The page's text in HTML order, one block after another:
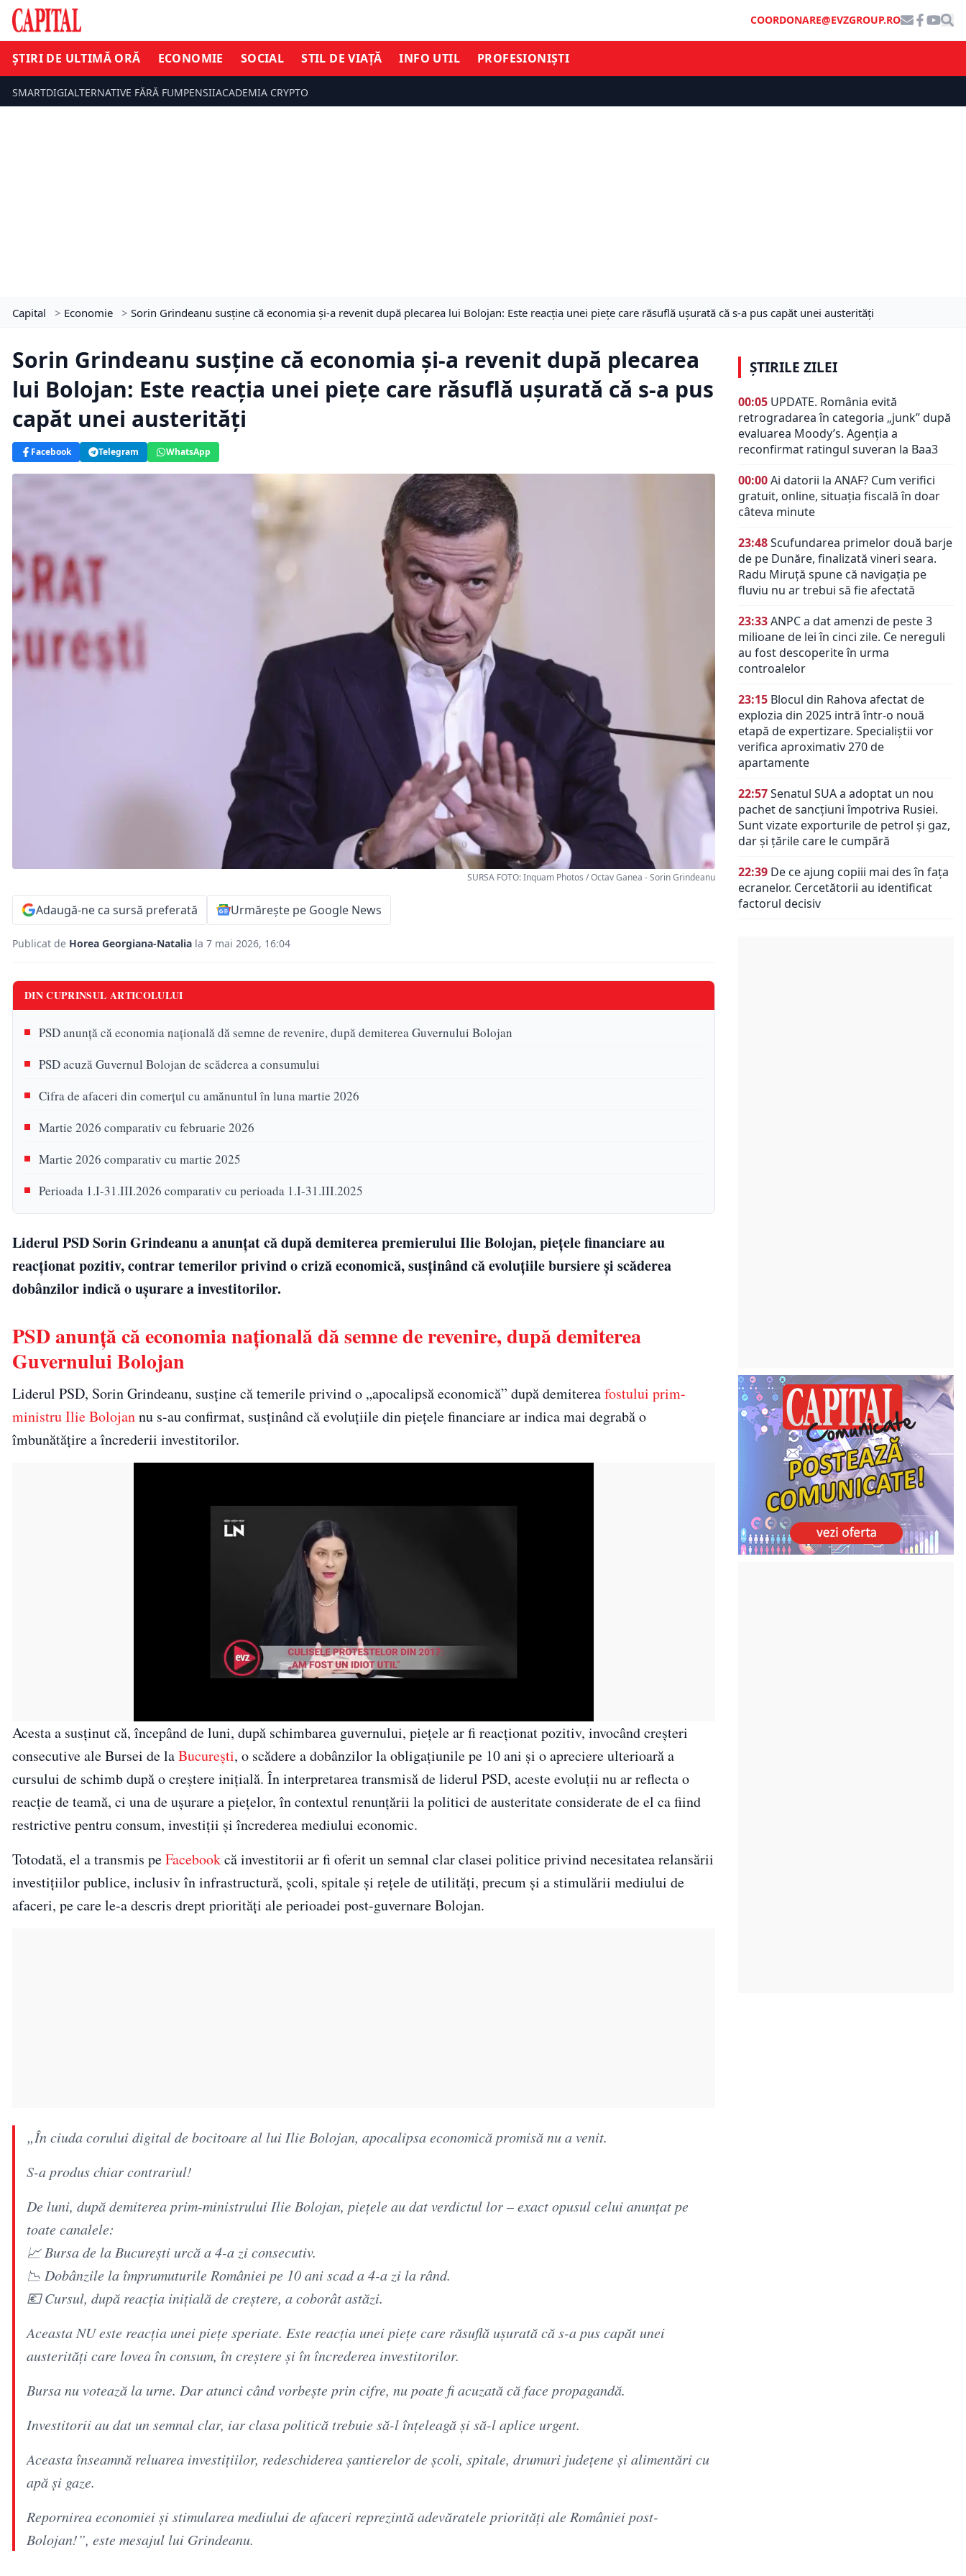
COORDONARE@EVZGROUP.RO
ȘTIRI DE ULTIMĂ ORĂ ECONOMIE SOCIAL STIL DE VIAȚĂ INFO UTIL PROFESIONIȘTI
SMARTDIGIALTERNATIVE FĂRĂ FUMPENSIIACADEMIA CRYPTO
Capital > Economie > Sorin Grindeanu susține că economia și-a revenit după plecarea lui Bolojan: Este reacția unei piețe care răsuflă ușurată că s-a pus capăt unei austerități
Sorin Grindeanu susține că economia și-a revenit după plecarea
lui Bolojan: Este reacția unei piețe care răsuflă ușurată că s-a pus
capăt unei austerități
Facebook Telegram WhatsApp
SURSA FOTO: Inquam Photos / Octav Ganea - Sorin Grindeanu
Adaugă-ne ca sursă preferată Urmărește pe Google News
Publicat de Horea Georgiana-Natalia la 7 mai 2026, 16:04
DIN CUPRINSUL ARTICOLULUI
PSD anunță că economia națională dă semne de revenire, după demiterea Guvernului Bolojan
PSD acuză Guvernul Bolojan de scăderea a consumului
Cifra de afaceri din comerţul cu amănuntul în luna martie 2026
Martie 2026 comparativ cu februarie 2026
Martie 2026 comparativ cu martie 2025
Perioada 1.I-31.III.2026 comparativ cu perioada 1.I-31.III.2025
Liderul PSD Sorin Grindeanu a anunțat că după demiterea premierului Ilie Bolojan, piețele financiare au
reacționat pozitiv, contrar temerilor privind o criză economică, susținând că evoluțiile bursiere și scăderea
dobânzilor indică o ușurare a investitorilor.
PSD anunță că economia națională dă semne de revenire, după demiterea
Guvernului Bolojan
Liderul PSD, Sorin Grindeanu, susține că temerile privind o „apocalipsă economică” după demitereafostului prim-
ministru Ilie Bolojannu s-au confirmat, susținând că evoluțiile din piețele financiare ar indica mai degrabă o
îmbunătățire a încrederii investitorilor.
Acesta a susținut că, începând de luni, după schimbarea guvernului, piețele ar fi reacționat pozitiv, invocând creșteri
consecutive ale Bursei de laBucurești, o scădere a dobânzilor la obligațiunile pe 10 ani și o apreciere ulterioară a
cursului de schimb după o creștere inițială. În interpretarea transmisă de liderul PSD, aceste evoluții nu ar reflecta o
reacție de teamă, ci una de ușurare a piețelor, în contextul renunțării la politici de austeritate considerate de el ca fiind
restrictive pentru consum, investiții și încrederea mediului economic.
Totodată, el a transmis peFacebookcă investitorii ar fi oferit un semnal clar clasei politice privind necesitatea relansării
investițiilor publice, inclusiv în infrastructură, școli, spitale și rețele de utilități, precum și a stimulării mediului de
afaceri, pe care le-a descris drept priorități ale perioadei post-guvernare Bolojan.
„În ciuda corului digital de bocitoare al lui Ilie Bolojan, apocalipsa economică promisă nu a venit.
S-a produs chiar contrariul!
De luni, după demiterea prim-ministrului Ilie Bolojan, piețele au dat verdictul lor – exact opusul celui anunțat pe
toate canalele:
📈 Bursa de la București urcă a 4-a zi consecutiv.
📉 Dobânzile la împrumuturile României pe 10 ani scad a 4-a zi la rând.
💶 Cursul, după reacția inițială de creștere, a coborât astăzi.
Aceasta NU este reacția unei piețe speriate. Este reacția unei piețe care răsuflă ușurată că s-a pus capăt unei
austerități care lovea în consum, în creștere și în încrederea investitorilor.
Bursa nu votează la urne. Dar atunci când vorbește prin cifre, nu poate fi acuzată că face propagandă.
Investitorii au dat un semnal clar, iar clasa politică trebuie să-l înțeleagă și să-l aplice urgent.
Aceasta înseamnă reluarea investițiilor, redeschiderea șantierelor de școli, spitale, drumuri județene și alimentări cu
apă și gaze.
Repornirea economiei și stimularea mediului de afaceri reprezintă adevăratele priorități ale României post-
Bolojan!”, este mesajul lui Grindeanu.
ȘTIRILE ZILEI
00:05 UPDATE. România evită
retrogradarea în categoria „junk” după
evaluarea Moody’s. Agenția a
reconfirmat ratingul suveran la Baa3
00:00Ai datorii la ANAF? Cum verifici
gratuit, online, situația fiscală în doar
câteva minute
23:48Scufundarea primelor două barje
de pe Dunăre, finalizată vineri seara.
Radu Miruță spune că navigația pe
fluviu nu ar trebui să fie afectată
23:33ANPC a dat amenzi de peste 3
milioane de lei în cinci zile. Ce nereguli
au fost descoperite în urma
controalelor
23:15 Blocul din Rahova afectat de
explozia din 2025 intră într-o nouă
etapă de expertizare. Specialiștii vor
verifica aproximativ 270 de
apartamente
22:57Senatul SUA a adoptat un nou
pachet de sancțiuni împotriva Rusiei.
Sunt vizate exporturile de petrol și gaz,
dar și țările care le cumpără
22:39 De ce ajung copiii mai des în fața
ecranelor. Cercetătorii au identificat
factorul decisiv